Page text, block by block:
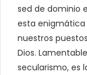
sed de dominio
esta enigmática
nuestros
Dios.
secularismo, es